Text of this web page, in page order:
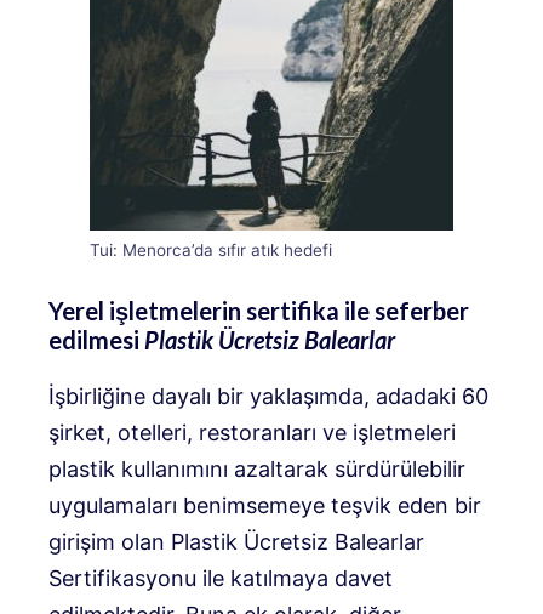
Tui: Menorca’da sıfır atık hedefi
Yerel işletmelerin sertifika ile seferber
edilmesi Plastik Ücretsiz Balearlar
İşbirliğine dayalı bir yaklaşımda, adadaki 60
şirket, otelleri, restoranları ve işletmeleri
plastik kullanımını azaltarak sürdürülebilir
uygulamaları benimsemeye teşvik eden bir
girişim olan Plastik Ücretsiz Balearlar
Sertifikasyonu ile katılmaya davet